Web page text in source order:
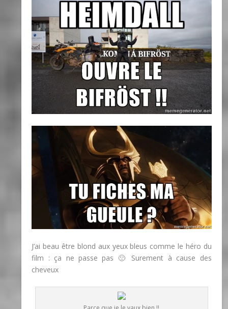
J’ai beau être blond aux yeux bleus comme le héro du
film : ça ne passe pas 🙁 Surement à cause des
cheveux